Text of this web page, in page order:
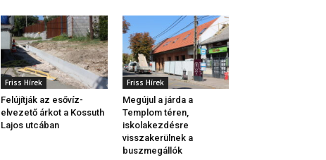
Friss Hírek
Felújítják az esővíz-
elvezető árkot a Kossuth
Lajos utcában
Friss Hírek
Megújul a járda a
Templom téren,
iskolakezdésre
visszakerülnek a
buszmegállók